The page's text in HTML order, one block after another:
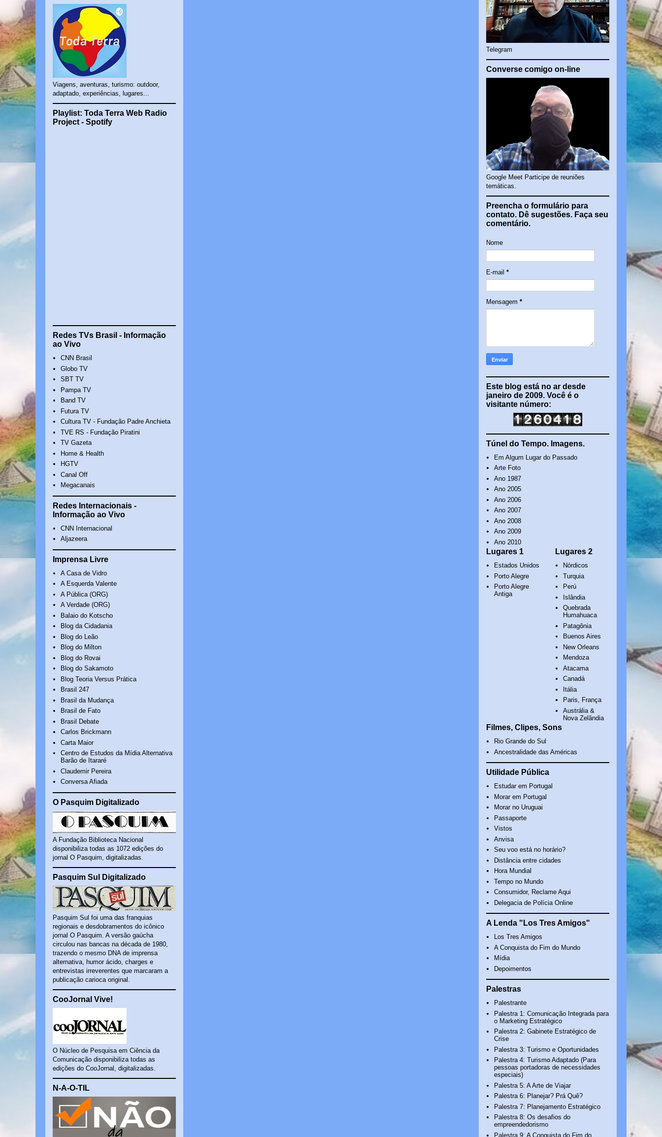
Viagens, aventuras, turismo: outdoor,
adaptado, experiências, lugares...
Playlist: Toda Terra Web Radio
Project - Spotify
Redes TVs Brasil - Informação
ao Vivo
CNN Brasil
Globo TV
SBT TV
Pampa TV
Band TV
Futura TV
Cultura TV - Fundação Padre Anchieta
TVE RS - Fundação Piratini
TV Gazeta
Home & Health
HGTV
Canal Off
Megacanais
Redes Internacionais -
Informação ao Vivo
CNN Internacional
Aljazeera
Imprensa Livre
A Casa de Vidro
A Esquerda Valente
A Pública (ORG)
A Verdade (ORG)
Balaio do Kotscho
Blog da Cidadania
Blog do Leão
Blog do Milton
Blog do Rovai
Blog do Sakamoto
Blog Teoria Versus Prática
Brasil 247
Brasil da Mudança
Brasil de Fato
Brasil Debate
Carlos Brickmann
Carta Maior
Centro de Estudos da Mídia Alternativa
Barão de Itararé
Claudemir Pereira
Conversa Afiada
O Pasquim Digitalizado
A Fundação Biblioteca Nacional
disponibiliza todas as 1072 edições do
jornal O Pasquim, digitalizadas.
Pasquim Sul Digitalizado
Pasquim Sul foi uma das franquias
regionais e desdobramentos do icônico
jornal O Pasquim. A versão gaúcha
circulou nas bancas na década de 1980,
trazendo o mesmo DNA de imprensa
alternativa, humor ácido, charges e
entrevistas irreverentes que marcaram a
publicação carioca original.
CooJornal Vive!
O Núcleo de Pesquisa em Ciência da
Comunicação disponibiliza todas as
edições do CooJornal, digitalizadas.
N-A-O-TIL
Telegram
Converse comigo on-line
Google Meet Participe de reuniões
temáticas.
Preencha o formulário para
contato. Dê sugestões. Faça seu
comentário.
Nome
E-mail *
Mensagem *
Este blog está no ar desde
janeiro de 2009. Você é o
visitante número:
Túnel do Tempo. Imagens.
Em Algum Lugar do Passado
Arte Foto
Ano 1987
Ano 2005
Ano 2006
Ano 2007
Ano 2008
Ano 2009
Ano 2010
Lugares 1
Estados Unidos
Porto Alegre
Porto Alegre
Antiga
Lugares 2
Nórdicos
Turquia
Perú
Islândia
Quebrada
Humahuaca
Patagônia
Buenos Aires
New Orleans
Mendoza
Atacama
Canadá
Itália
Paris, França
Austrália &
Nova Zelândia
Filmes, Clipes, Sons
Rio Grande do Sul
Ancestralidade das Américas
Utilidade Pública
Estudar em Portugal
Morar em Portugal
Morar no Uruguai
Passaporte
Vistos
Anvisa
Seu voo está no horário?
Distância entre cidades
Hora Mundial
Tempo no Mundo
Consumidor, Reclame Aqui
Delegacia de Polícia Online
A Lenda "Los Tres Amigos"
Los Tres Amigos
A Conquista do Fim do Mundo
Mídia
Depoimentos
Palestras
Palestrante
Palestra 1: Comunicação Integrada para
o Marketing Estratégico
Palestra 2: Gabinete Estratégico de
Crise
Palestra 3: Turismo e Oportunidades
Palestra 4: Turismo Adaptado (Para
pessoas portadoras de necessidades
especiais)
Palestra 5: A Arte de Viajar
Palestra 6: Planejar? Prá Quê?
Palestra 7: Planejamento Estratégico
Palestra 8: Os desafios do
empreendedorismo
Palestra 9: A Conquista do Fim do